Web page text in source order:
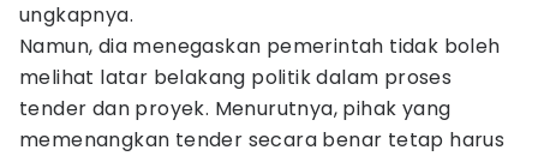
ungkapnya.
Namun, dia menegaskan pemerintah tidak boleh
melihat latar belakang politik dalam proses
tender dan proyek. Menurutnya, pihak yang
memenangkan tender secara benar tetap harus